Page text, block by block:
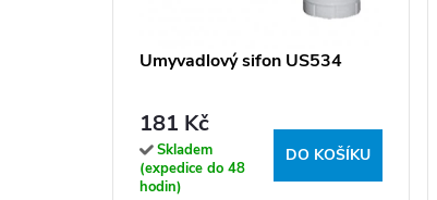
Umyvadlový sifon US534
181 Kč
Skladem
(expedice do 48
hodin)
DO KOŠÍKU